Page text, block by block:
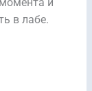
и
в лабе.